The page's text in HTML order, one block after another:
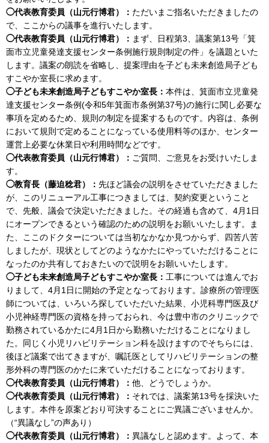
◯代表教育委員（山元行博君）： ただいまご指名いただきましたの
で、ここからの議事を進行いたします。
◯代表教育委員（山元行博君）： まず、日程第3、議案第13号「箕
面市立児童発達支援センター条例施行規則制定の件」を議題といた
します。議案の朗読を省略し、提案理由を子ども未来創造局子ども
すこやか室長に求めます。
◯子ども未来創造局子どもすこやか室長： 本件は、箕面市立児童発
達支援センター条例(令和5年箕面市条例第37号)の施行に関し必要な
事項を定めるため、規則の制定を提案するものです。内容は、条例
において規則で定めることになっている使用料等のほか、センター
運営上必要な休業日や利用時間などです。
◯代表教育委員（山元行博君）： ご質問、ご意見をお受けいたしま
す。
◯教育長（藤迫稔君）： 先ほど議会の説明をさせていただきました
が、このリニューアル工事につきましては、契約変更ということ
で、先般、議会で決定いただきました。その経過も含めて、4月1日
にオープンできるという確認のための説明をお願いいたします。ま
た、ここのドクターについては当初なかなか見つからず、四苦八苦
しましたが、現状としてどのようなかたにやっていただけることに
なったのか共有しておきたいので説明をお願いいたします。
◯子ども未来創造局子どもすこやか室長： 工事については進んでお
りまして、4月1日に開始の予定となっております。診療所の管理医
師については、いろいろ探していただいた結果、小児科専門医及び
小児神経専門医の資格を持っておられ、今は豊中市のクリニックで
勤務されているかたに4月1日から勤務いただけることになりまし
た。同じく小児リハビリテーション科を設けますのでそちらには、
後ほど議案で出てきますが、嘱託医としてリハビリテーションの整
形外科の専門医のかたに来ていただけることになっております。
◯代表教育委員（山元行博君）： 他、どうでしょうか。
◯代表教育委員（山元行博君）： それでは、議案第13号を採決いた
します。本件を原案どおり可決することにご異議ございませんか。
（“異議なし”の声あり）
◯代表教育委員（山元行博君）： 異議なしと認めます。よって、本